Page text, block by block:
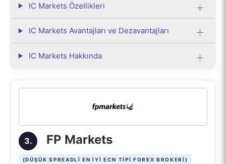
IC Markets Özellikleri
IC Markets Avantajları ve Dezavantajları
IC Markets Hakkında
3. FP Markets
(DÜŞÜK SPREADLI EN IYI ECN TIPI FOREX BROKERI)